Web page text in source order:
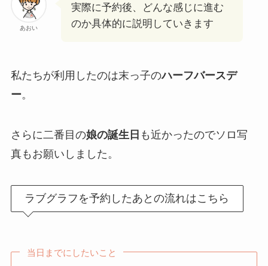
あおい
実際に予約後、どんな感じに進む
のか具体的に説明していきます
私たちが利用したのは末っ子のハーフバースデ
ー。
さらに二番目の娘の誕生日 も近かったのでソロ写
真もお願いしました。
ラブグラフを予約したあとの流れはこちら
当日までにしたいこと